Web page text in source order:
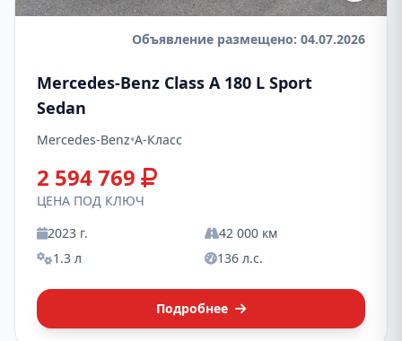
Объявление размещено: 04.07.2026
Mercedes-Benz Class A 180 L Sport
Sedan
Mercedes-Benz•A-Класс
2 594 769
ЦЕНА ПОД КЛЮЧ
2023 г.
42 000 км
1.3 л
136 л.с.
Подробнее